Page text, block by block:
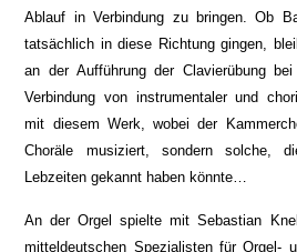
Ablauf in Verbindung zu bringen. Ob
tatsächlich in diese Richtung gingen,
an der Aufführung der Clavierübung
Verbindung von instrumentaler und
mit diesem Werk, wobei der
Choräle musiziert, sondern solche,
Lebzeiten gekannt haben könnte…
An der Orgel spielte mit Sebastian
mitteldeutschen Spezialisten für Orgel-